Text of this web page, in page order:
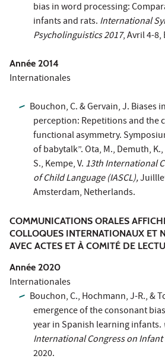
bias in word processing:
infants and rats. International
Psycholinguistics 2017, Avril 4-
Année 2014
Internationales
Bouchon, C. & Gervain, J. Biases
perception: Repetitions and the
functional asymmetry.
of babytalk”. Ota, M., Demuth,
S., Kempe, V. 13th International
of Child Language (IASCL),
Amsterdam, Netherlands.
COMMUNICATIONS ORALES
COLLOQUES INTERNATIONAUX ET
AVEC ACTES ET À COMITÉ DE
Année 2020
Internationales
Bouchon, C., Hochmann, J-R., &
emergence of the consonant
year in Spanish learning infants.
International Congress on
2020.